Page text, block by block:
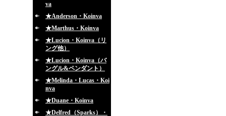
va
★Anderson・Koinva
★Marthus・Koinva
★Lucion・Koinva（リ
ング他）
★Lucion・Koinva（バ
ングル&ペンダント）
★Melinda・Lucas・Koi
nva
★Duane・Koinva
★Delfred（Sparks）・